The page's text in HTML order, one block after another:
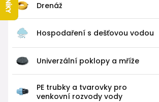
Drenáž
Hospodaření s dešťovou vodou
Univerzální poklopy a mříže
PE trubky a tvarovky pro
venkovní rozvody vody